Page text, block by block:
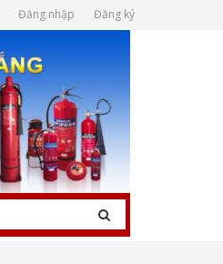
Đăng nhập Đăng ký